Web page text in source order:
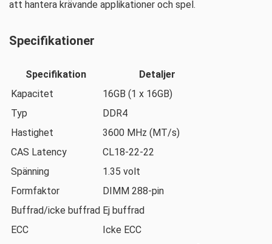
att hantera krävande applikationer och spel.
Specifikationer
Specifikation
Detaljer
Kapacitet
16GB (1 x 16GB)
Typ
DDR4
Hastighet
3600 MHz (MT/s)
CAS Latency
CL18-22-22
Spänning
1.35 volt
Formfaktor
DIMM 288-pin
Buffrad/icke buffrad Ej buffrad
ECC
Icke ECC